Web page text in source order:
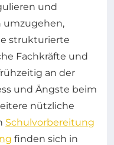
und
umzugehen,
strukturierte
Fachkräfte und
an der
und Ängste beim
nützliche
Schulvorbereitung
finden sich in